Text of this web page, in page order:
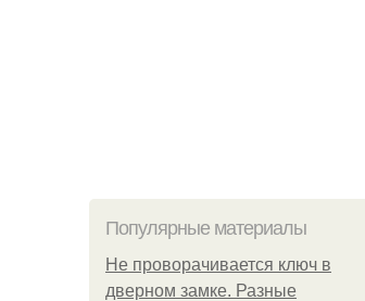
Популярные материалы
Не проворачивается ключ в
дверном замке. Разные